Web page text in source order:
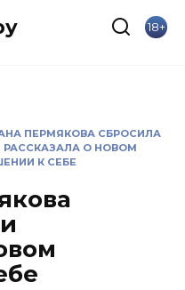
18+
ПЕРМЯКОВА СБРОСИЛА
РАССКАЗАЛА О НОВОМ
К СЕБЕ